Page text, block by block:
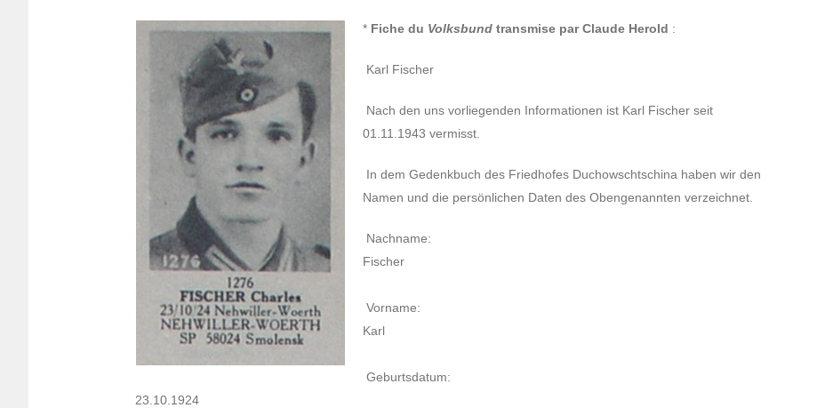
* Fiche du Volks­bund trans­mise par Claude Herold :
Karl Fischer
Nach den uns vorlie­gen­den Infor­ma­tio­nen ist Karl Fischer seit
01.11.1943 vermisst.
In dem Gedenk­buch des Fried­hofes Duchow­scht­schina haben wir den
Namen und die persön­li­chen Daten des Oben­ge­nann­ten verzeich­net.
Nach­name:
Fischer
Vorname:
Karl
Geburts­da­tum:
23.10.1924